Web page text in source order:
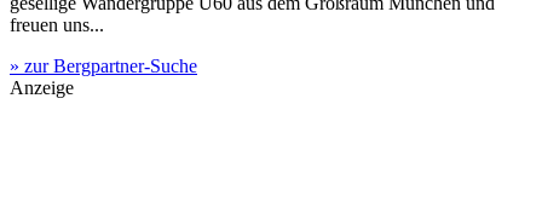
freuen uns...
» zur Bergpartner-Suche
Anzeige